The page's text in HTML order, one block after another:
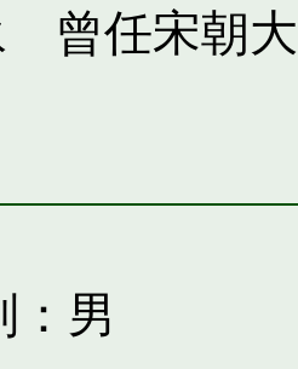
曾任宋朝
：男